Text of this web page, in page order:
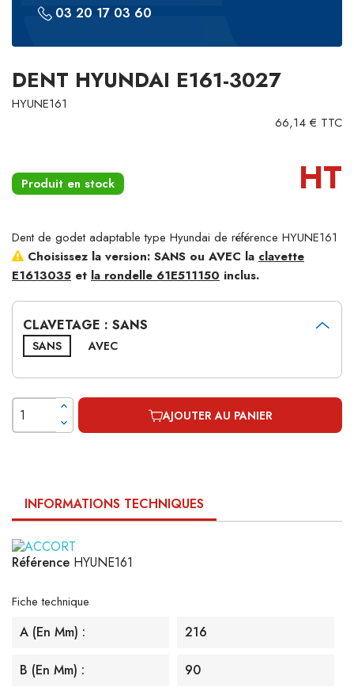
03 20 17 03 60
DENT HYUNDAI E161-3027
HYUNE161
66,14 € TTC
Produit en stock HT
Dent de godet adaptable type Hyundai de référence HYUNE161
Choisissez la version: SANS ou AVEC la clavette
E1613035 et la rondelle 61E511150 inclus.
CLAVETAGE : SANS
SANS AVEC
AJOUTER AU PANIER
INFORMATIONS TECHNIQUES
Référence HYUNE161
Fiche technique
A (en Mm) : 216
B (en Mm) : 90